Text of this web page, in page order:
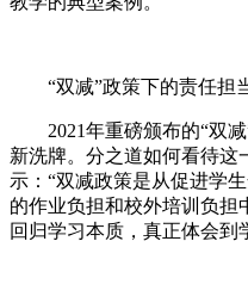
“双减”政策下的责任担
2021年重磅颁布的“双
新洗牌。分之道如何看待这
示：“双减政策是从促进学
的作业负担和校外培训负担
回归学习本质，真正体会到